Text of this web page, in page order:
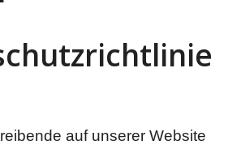
auf unserer Website